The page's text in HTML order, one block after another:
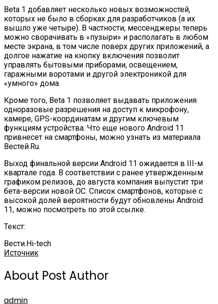
Beta 1 добавляет несколько новых возможностей,
которых не было в сборках для разработчиков (а их
вышло уже четыре). В частности, мессенджеры теперь
можно сворачивать в «пузыри» и располагать в любом
месте экрана, в том числе поверх других приложений, а
долгое нажатие на кнопку включения позволит
управлять бытовыми приборами, освещением,
гаражными воротами и другой электроникой для
«умного» дома.
Кроме того, Beta 1 позволяет выдавать приложения
одноразовые разрешения на доступ к микрофону,
камере, GPS-координатам и другим ключевым
функциям устройства. Что еще нового Android 11
привнесет на смартфоны, можно узнать из материала
Вестей.Ru.
Выход финальной версии Android 11 ожидается в III-м
квартале года. В соответствии с ранее утвержденным
графиком релизов, до августа компания выпустит три
бета-версии новой ОС. Список смартфонов, которые с
высокой долей вероятности будут обновлены Android
11, можно посмотреть по этой ссылке.
Текст:
Вести.Hi-tech
Источник
About Post Author
admin